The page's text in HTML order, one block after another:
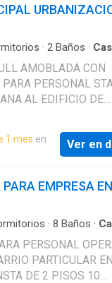
disfrutar de un
se
de ser parte de
única.
obtener más
lugar en este
· 2 Baños ·
AMOBLADA CON
PERSONAL
AL EDIFICIO DE
01 UN AUTOMOVIL
AMOBLADOS
BAÑO
AIRE
3ER PISO
SERVICIO BAÑO DE
BARRA DE COCINA
1 mes en
Ver en
EMPRESA EN
· 8 Baños ·
PERSONAL
PARTICULAR EN
DE 2 PISOS 10